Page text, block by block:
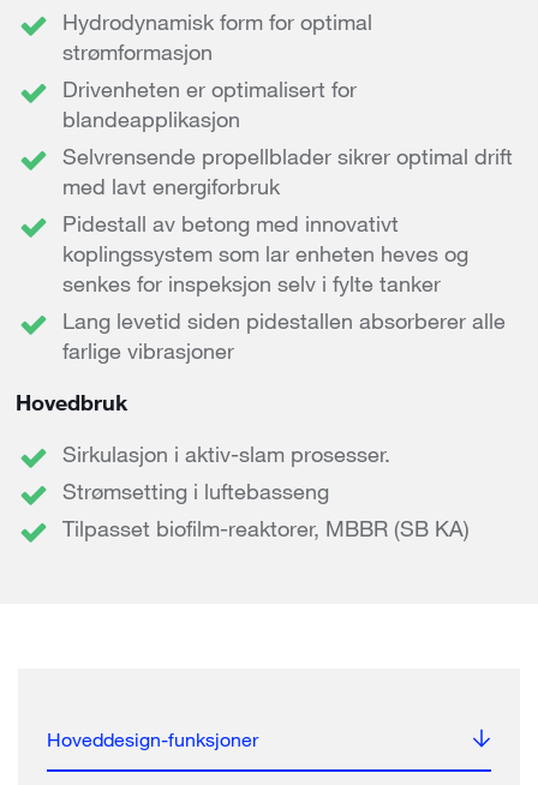
Hydrodynamisk form for optimal
strømformasjon
Drivenheten er optimalisert for
blandeapplikasjon
Selvrensende propellblader sikrer optimal drift
med lavt energiforbruk
Pidestall av betong med innovativt
koplingssystem som lar enheten heves og
senkes for inspeksjon selv i fylte tanker
Lang levetid siden pidestallen absorberer alle
farlige vibrasjoner
Hovedbruk
Sirkulasjon i aktiv-slam prosesser.
Strømsetting i luftebasseng
Tilpasset biofilm-reaktorer, MBBR (SB KA)
Hoveddesign-funksjoner